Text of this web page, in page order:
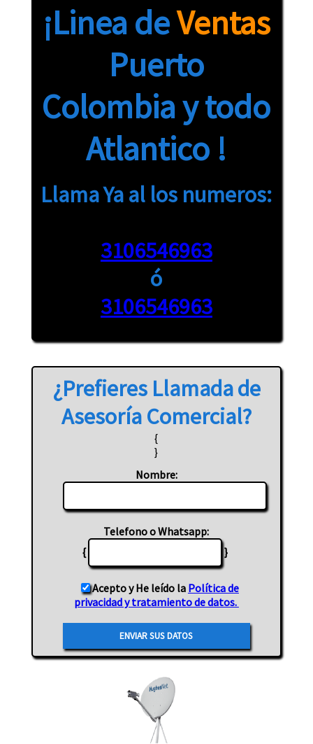
¡Linea deVentas
Puerto
Colombia y todo
Atlantico !
Llama Ya al los numeros:
3106546963
ó
3106546963
¿Prefieres Llamadade
Asesoría Comercial?
{
}
Nombre:
Telefono o Whatsapp:
{
}
Acepto y He leído la Política de
privacidad y tratamiento de datos.